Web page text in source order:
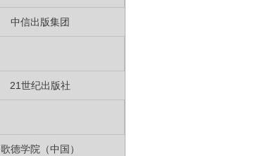
中信出版集团
21世纪出版社
歌德学院（中国）